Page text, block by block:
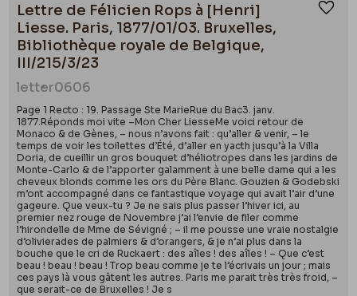
Lettre de Félicien Rops à [Henri]
Liesse. Paris, 1877/01/03. Bruxelles,
Bibliothèque royale de Belgique,
III/215/3/23
letter0606
Page 1 Recto : 19. Passage Ste MarieRue du Bac3. janv.
1877.Réponds moi vite –Mon Cher LiesseMe voici retour de
Monaco & de Gènes, – nous n’avons fait : qu’aller & venir, – le
temps de voir les toilettes d’Été, d’aller en yacth jusqu’à la Villa
Doria, de cueillir un gros bouquet d’héliotropes dans les jardins de
Monte-Carlo & de l’apporter galamment à une belle dame qui a les
cheveux blonds comme les ors du Père Blanc. Gouzien & Godebski
m’ont accompagné dans ce fantastique voyage qui avait l’air d’une
gageure. Que veux-tu ? Je ne sais plus passer l’hiver ici, au
premier nez rouge de Novembre j’ai l’envie de filer comme
l’hirondelle de Mme de Sévigné ; – il me pousse une vraie nostalgie
d’olivierades de palmiers & d’orangers, & je n’ai plus dans la
bouche que le cri de Ruckaert : des aîles ! des aîles ! – Que c’est
beau ! beau ! beau ! Trop beau comme je te l’écrivais un jour ; mais
ces pays là vous gâtent les autres. Paris me parait très très froid, –
que serait-ce de Bruxelles ! Je s